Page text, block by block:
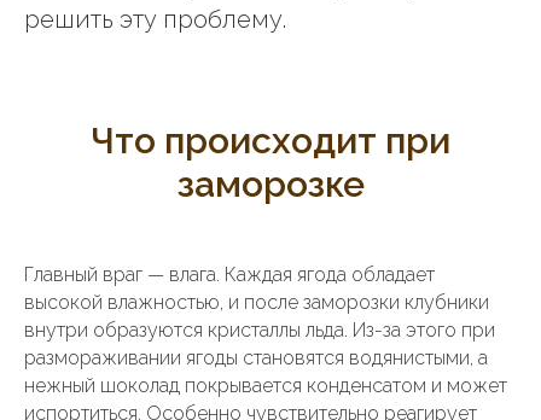
решить эту проблему.
Что происходит при
заморозке
Главный враг — влага. Каждая ягода обладает
высокой влажностью, и после заморозки клубники
внутри образуются кристаллы льда. Из-за этого при
размораживании ягоды становятся водянистыми, а
нежный шоколад покрывается конденсатом и может
испортиться. Особенно чувствительно реагирует